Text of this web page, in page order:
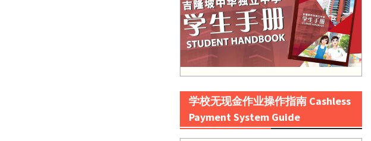
学校无现金作业操作指南 Cashless
Payment System Guide